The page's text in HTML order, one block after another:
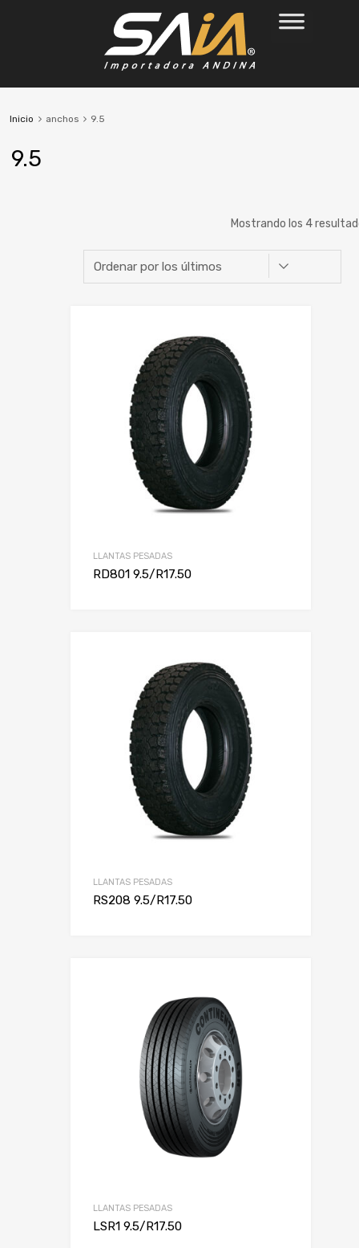
Inicio anchos 9.5
9.5
Mostrando los 4
LLANTAS PESADAS
RD801 9.5/R17.50
LLANTAS PESADAS
RS208 9.5/R17.50
LLANTAS PESADAS
LSR1 9.5/R17.50